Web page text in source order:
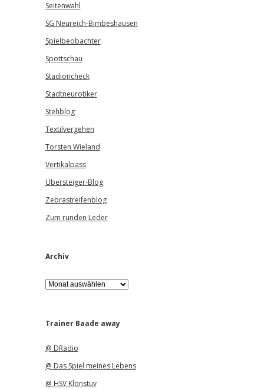
Seitenwahl
SG Neureich-Bimbeshausen
Spielbeobachter
Spottschau
Stadioncheck
Stadtneurotiker
Stehblog
Textilvergehen
Torsten Wieland
Vertikalpass
Übersteiger-Blog
Zebrastreifenblog
Zum runden Leder
Archiv
A
r
iTrainer Baade away
@ DRadio
@ Das Spiel meines Lebens
@ HSV Klönstuv